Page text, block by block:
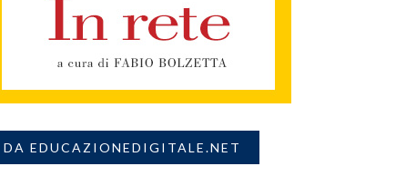
DA EDUCAZIONEDIGITALE.NET